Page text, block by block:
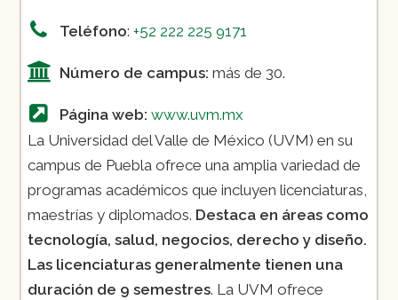
Teléfono: +52 222 225 9171
Número de campus: más de 30.
Página web: www.uvm.mx
La Universidad del Valle de México (UVM) en su
campus de Puebla ofrece una amplia variedad de
programas académicos que incluyen licenciaturas,
maestrías y diplomados. Destaca en áreas como
tecnología, salud, negocios, derecho y diseño.
Las licenciaturas generalmente tienen una
duración de 9 semestres. La UVM ofrece